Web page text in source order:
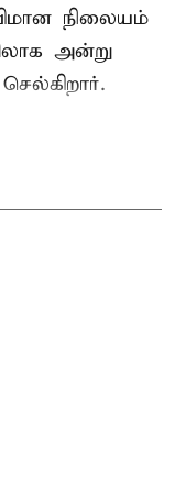
நிலையம்
அன்று